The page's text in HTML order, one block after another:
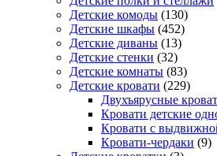
Детские комоды (130)
Детские шкафы (452)
Детские диваны (13)
Детские стенки (32)
Детские комнаты (83)
Детские кровати (229)
Двухъярусные
Кровати детские
Кровати с
Кровати-чердаки (9)